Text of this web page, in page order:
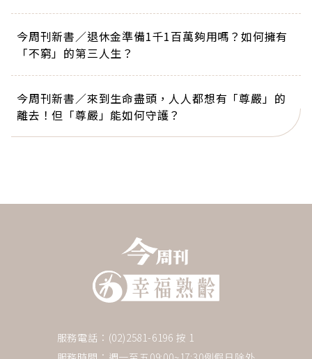
今周刊新書／退休金準備1千1百萬夠用嗎？如何擁有
「不窮」的第三人生？
今周刊新書／來到生命盡頭，人人都想有「尊嚴」的
離去！但「尊嚴」能如何守護？
服務電話：(02)2581-6196 按 1